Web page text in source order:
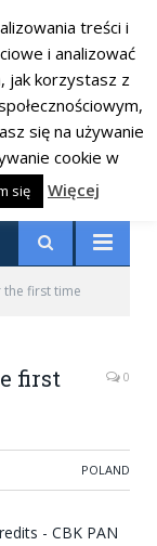
the first time
first
0
POLAND
treści i
i analizować
jak korzystasz z
się na używanie
cookie w
się Więcej